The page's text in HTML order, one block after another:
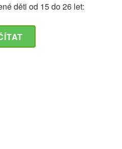
děti od 15 do 26 let: